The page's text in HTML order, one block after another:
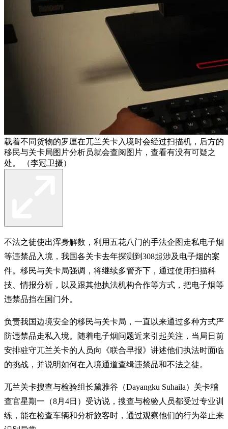
载着不同货物的罗厘在兀兰关卡入境时会经过扫描机，后方的
移民与关卡局图片分析员就会查阅图片，查看有没有可疑之
处。 （李冠卫摄）
不法之徒使出浑身解数，利用五花八门的手法企图走私电子烟
等违禁品入境，我国各关卡去年探测到308起涉及电子烟的案
件。移民与关卡局强调，将继续多管齐下，通过使用扫描科
技、情报分析，以及跟其他执法机构合作等方式，把电子烟等
违禁品挡在国门外。
负责我国边境安全的移民与关卡局，一直以来通过多种方式严
防违禁品走私入境。随着电子烟问题近来引起关注，当局日前
安排驻守兀兰关卡的人员向《联合早报》讲述他们执法时面临
的挑战，并说明如何在入境通道查缉违禁品和不法之徒。
兀兰关卡搜查与检验组长黛雅谷（Dayangku Suhaila）关卡稽
查官星期一（8月4日）受访说，搜查与检验人员都受过专业训
练，能在检查车辆和分析旅客时，通过观察他们的行为举止来